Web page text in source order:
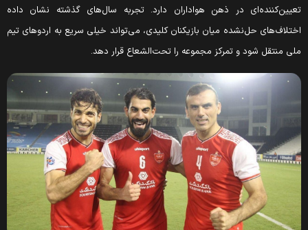
در ذهن هواداران دارد. تجربه سال‌های گذشته نشان داده
حل‌نشده میان بازیکنان کلیدی، می‌تواند خیلی سریع به اردوهای تیم
منتقل شود و تمرکز مجموعه را تحت‌الشعاع قرار دهد.